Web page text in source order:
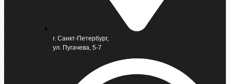
г. Санкт-Петербург,
ул. Пугачева, 5-7